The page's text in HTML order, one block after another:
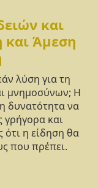
και
Άμεση
λύση για τη
μνημοσύνων; Η
δυνατότητα να
γρήγορα και
ότι η είδηση θα
που πρέπει.